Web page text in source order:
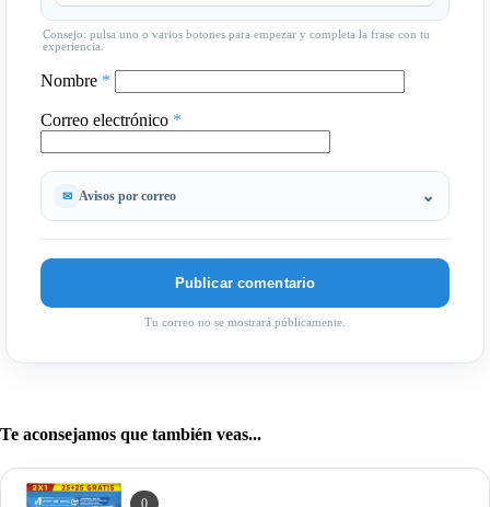
Consejo: pulsa uno o varios botones para empezar y completa la frase con tu
experiencia.
Nombre *
Correo electrónico *
Avisos por correo
Tu correo no se mostrará públicamente.
Te aconsejamos que también veas...
0